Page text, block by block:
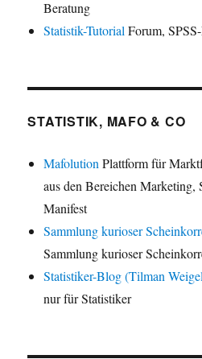
Beratung
Statistik-Tutorial Forum,
STATISTIK, MAFO & CO
Mafolution Plattform für
aus den Bereichen Marketing,
Manifest
Sammlung kurioser
Sammlung kurioser
Statistiker-Blog (Tilman
nur für Statistiker